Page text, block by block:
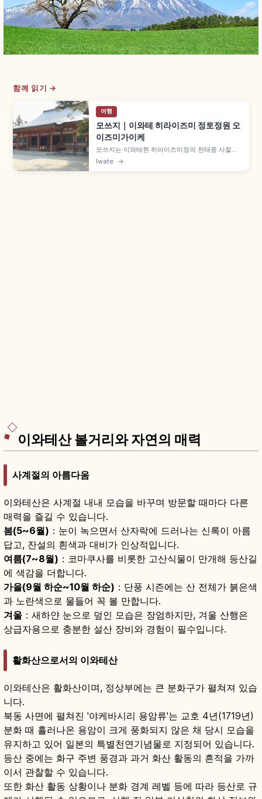
함께 읽기 →
여행
모쓰지｜이와테 히라이즈미 정토정원 오
이즈미가이케
모쓰지는 이와테현 히라이즈미정의 천태종 사찰로,
가쇼 3년(850년) 엔닌이 가쇼지로 개산, 3대 히데
Iwate →
이와테산 볼거리와 자연의 매력
사계절의 아름다움
이와테산은 사계절 내내 모습을 바꾸며 방문할 때마다 다른
매력을 즐길 수 있습니다.
봄(5~6월) ：눈이 녹으면서 산자락에 드러나는 신록이 아름
답고, 잔설의 흰색과 대비가 인상적입니다.
여름(7~8월) ：코마쿠사를 비롯한 고산식물이 만개해 등산길
에 색감을 더합니다.
가을(9월 하순~10월 하순) ：단풍 시즌에는 산 전체가 붉은색
과 노란색으로 물들어 꼭 볼 만합니다.
겨울 ：새하얀 눈으로 덮인 모습은 장엄하지만, 겨울 산행은
상급자용으로 충분한 설산 장비와 경험이 필수입니다.
활화산으로서의 이와테산
이와테산은 활화산이며, 정상부에는 큰 분화구가 펼쳐져 있습
니다.
북동 사면에 펼쳐진 '야케바시리 용암류'는 교호 4년(1719년)
분화 때 흘러나온 용암이 크게 풍화되지 않은 채 당시 모습을
유지하고 있어 일본의 특별천연기념물로 지정되어 있습니다.
등산 중에는 화구 주변 풍경과 과거 화산 활동의 흔적을 가까
이서 관찰할 수 있습니다.
또한 화산 활동 상황이나 분화 경계 레벨 등에 따라 등산로 규